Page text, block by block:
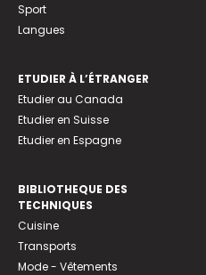
Sport
Langues
ETUDIER À L’ÉTRANGER
Etudier au Canada
Etudier en Suisse
Etudier en Espagne
BIBLIOTHEQUE DES
TECHNIQUES
Cuisine
Transports
Mode - Vêtements